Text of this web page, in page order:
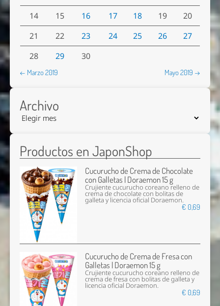
14
15 16 17 18 19
20
21
22 23 24 25 26
27
28
29 30
← Marzo 2019 Mayo 2019 →
Archivo
Productos en JaponShop
Cucurucho de Crema de Chocolate
con Galletas | Doraemon 15 g
Crujiente cucurucho coreano relleno de
crema de chocolate con bolitas de
galleta y licencia oficial Doraemon.
€ 0,69
Cucurucho de Crema de Fresa con
Galletas | Doraemon 15 g
Crujiente cucurucho coreano relleno de
crema de fresa con bolitas de galleta y
licencia oficial Doraemon.
€ 0,69